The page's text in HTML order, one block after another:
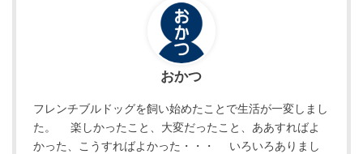
おかつ
フレンチブルドッグを飼い始めたことで生活が一変しまし
た。 楽しかったこと、大変だったこと、ああすればよ
かった、こうすればよかった・・・ いろいろありまし